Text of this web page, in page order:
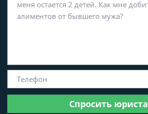
Спросить юриста